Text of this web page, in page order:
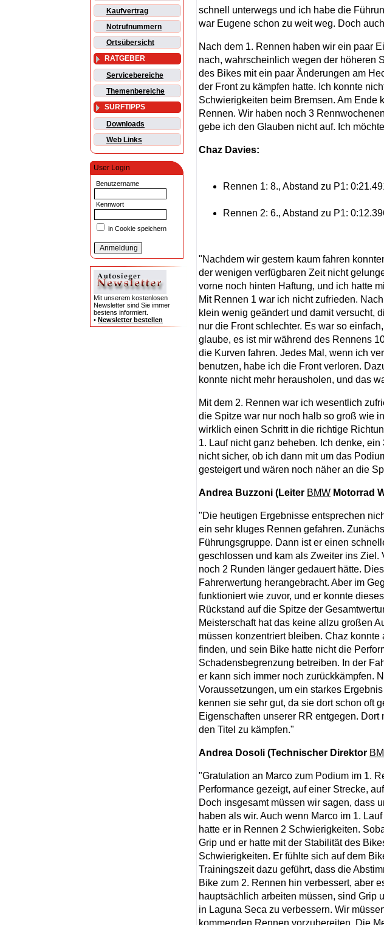
Kaufvertrag
Notrufnummern
Ortsübersicht
RATGEBER
Servicebereiche
Themenbereiche
SURFTIPPS
Downloads
Web Links
User Login
Benutzername
Kennwort
in Cookie speichern
Mit unserem kostenlosen
Newsletter sind Sie immer
bestens informiert.
• Newsletter bestellen
schnell unterwegs und ich habe die
war Eugene schon zu weit weg. Doch
Nach dem 1. Rennen haben wir ein paar
nach, wahrscheinlich wegen der höheren
des Bikes mit ein paar Änderungen am
der Front zu kämpfen hatte. Ich konnte
Schwierigkeiten beim Bremsen. Am Ende
Rennen. Wir haben noch 3
gebe ich den Glauben nicht auf. Ich
Chaz Davies:
Rennen 1: 8., Abstand zu P1:
Rennen 2: 6., Abstand zu P1:
"Nachdem wir gestern kaum fahren
der wenigen verfügbaren Zeit nicht
vorne noch hinten Haftung, und ich hatte
Mit Rennen 1 war ich nicht zufrieden.
klein wenig geändert und damit versucht,
nur die Front schlechter. Es war so
glaube, es ist mir während des Rennens
die Kurven fahren. Jedes Mal, wenn ich
benutzen, habe ich die Front verloren.
konnte nicht mehr herausholen, und das
Mit dem 2. Rennen war ich wesentlich
die Spitze war nur noch halb so groß wie
wirklich einen Schritt in die richtige
1. Lauf nicht ganz beheben. Ich denke,
nicht sicher, ob ich dann mit um das
gesteigert und wären noch näher an die
Andrea Buzzoni (Leiter BMW Motorrad
"Die heutigen Ergebnisse entsprechen
ein sehr kluges Rennen gefahren.
Führungsgruppe. Dann ist er einen
geschlossen und kam als Zweiter ins
noch 2 Runden länger gedauert hätte.
Fahrerwertung herangebracht. Aber im
funktioniert wie zuvor, und er konnte
Rückstand auf die Spitze der
Meisterschaft hat das keine allzu großen
müssen konzentriert bleiben. Chaz
finden, und sein Bike hatte nicht die
Schadensbegrenzung betreiben. In der
er kann sich immer noch zurückkämpfen.
Voraussetzungen, um ein starkes
kennen sie sehr gut, da sie dort schon oft
Eigenschaften unserer RR entgegen.
den Titel zu kämpfen."
Andrea Dosoli (Technischer Direktor
"Gratulation an Marco zum Podium im 1.
Performance gezeigt, auf einer Strecke,
Doch insgesamt müssen wir sagen, dass
haben als wir. Auch wenn Marco im 1.
hatte er in Rennen 2 Schwierigkeiten.
Grip und er hatte mit der Stabilität des
Schwierigkeiten. Er fühlte sich auf dem
Trainingszeit dazu geführt, dass die
Bike zum 2. Rennen hin verbessert, aber
hauptsächlich arbeiten müssen, sind Grip
in Laguna Seca zu verbessern. Wir